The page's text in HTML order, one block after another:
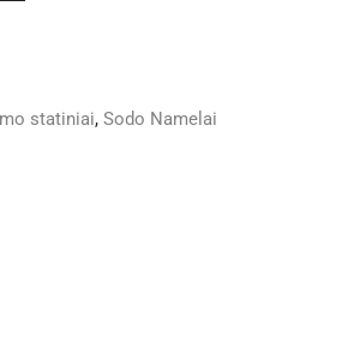
statiniai, Sodo Namelai